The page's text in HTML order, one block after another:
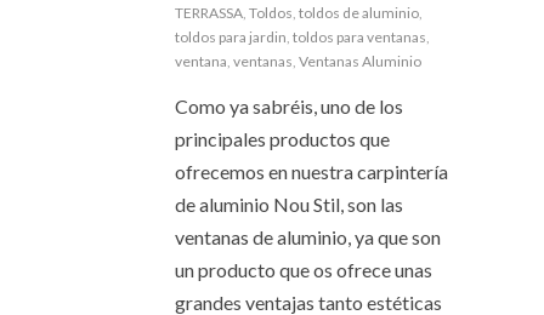
TERRASSA, Toldos, toldos de aluminio,
toldos para jardin, toldos para ventanas,
ventana, ventanas, Ventanas Aluminio
Como ya sabréis, uno de los
principales productos que
ofrecemos en nuestra carpintería
de aluminio Nou Stil, son las
ventanas de aluminio, ya que son
un producto que os ofrece unas
grandes ventajas tanto estéticas